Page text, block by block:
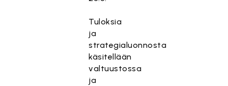
Tuloksia
ja
strategialuonnosta
käsitellään
valtuustossa
ja